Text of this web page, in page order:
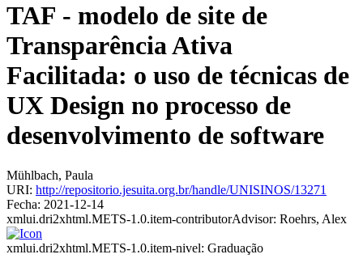
TAF - modelo de site de
Transparência Ativa
Facilitada: o uso de técnicas de
UX Design no processo de
desenvolvimento de software
Mühlbach, Paula
URI: http://repositorio.jesuita.org.br/handle/UNISINOS/13271
Fecha: 2021-12-14
xmlui.dri2xhtml.METS-1.0.item-contributorAdvisor: Roehrs, Alex
xmlui.dri2xhtml.METS-1.0.item-nivel: Graduação